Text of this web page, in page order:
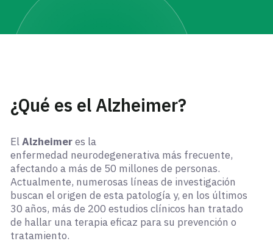
¿Qué es el Alzheimer?
ElAlzheimeres la
enfermedad neurodegenerativa más frecuente,
afectando a más de 50 millones de personas.
Actualmente, numerosas líneas de investigación
buscan el origen de esta patología y, en los últimos
30 años, más de 200 estudios clínicos han tratado
de hallar una terapia eficaz para su prevención o
tratamiento.